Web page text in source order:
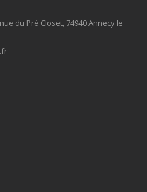
du Pré Closet, 74940 Annecy le